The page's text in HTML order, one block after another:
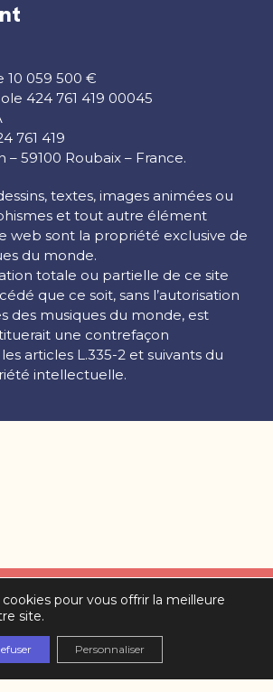
10 059 500 €
424 761 419 00045
761 419
59100 Roubaix – France.
textes, images animées ou
et tout autre élément
web sont la propriété exclusive de
du monde.
totale ou partielle de ce site
que ce soit, sans l’autorisation
des musiques du monde, est
une contrefaçon
articles L.335-2 et suivants du
intellectuelle.
Partenaires
L’équipe
Contact
pour vous offrir la meilleure
site.
Personnaliser